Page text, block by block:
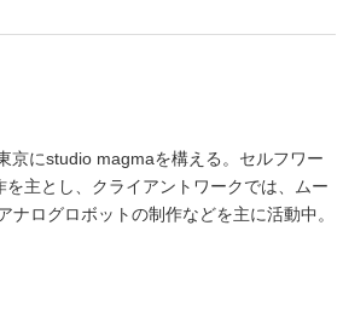
京にstudio magmaを構える。セルフワー
主とし、クライアントワークでは、ムー
ログロボットの制作などを主に活動中。